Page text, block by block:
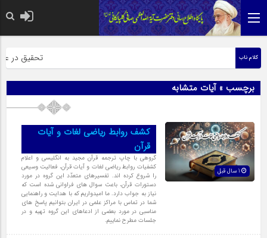
کلام ناب تحقیق در
برچسب » آیات متشابه
کشف روابط ریاضی لغات و آیات
قرآن
گروهى با چاپ ترجمه قرآن مجید به انگلیسى و اعلام
کشفیات روابط ریاضى لغات و آیات قرآن، فعالیت وسیعى
را شروع کرده اند. تفسیرهاى متعدّد این گروه در مورد
دستورات قرآن، باعث سوال هاى فراوانى شده است که
نیاز به جواب دارد. ما امیدواریم که با هدایت و راهنمایى
شما در تماس با مراکز علمى در ایران بتوانیم پاسخ هاى
مناسبى در مورد بعضى از ادعاهاى این گروه تهیه و در
جلسات مطرح نماییم.